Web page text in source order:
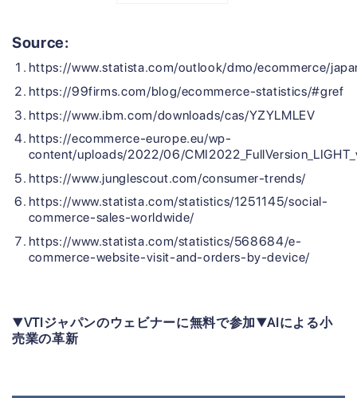
Source:
https://www.statista.com/outlook/dmo/ecommerce/
https://99firms.com/blog/ecommerce-statistics/#gref
https://www.ibm.com/downloads/cas/YZYLMLEV
https://ecommerce-europe.eu/wp-
content/uploads/2022/06/
https://www.junglescout.com/consumer-trends/
https://www.statista.com/statistics/1251145/social-
commerce-sales-worldwide/
https://www.statista.com/statistics/568684/e-
commerce-website-visit-and-orders-by-device/
▼VTIジャパンのウェビナーに無料で参加▼AIによる小
売業の革新